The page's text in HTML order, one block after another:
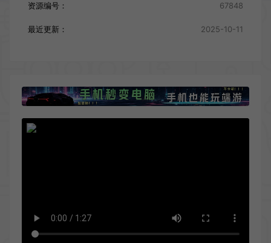
资源编号： 67848
最近更新： 2025-10-11